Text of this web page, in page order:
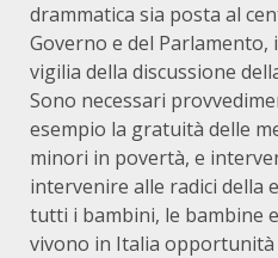
drammatica sia posta al
Governo e del
vigilia della discussione
Sono necessari
esempio la gratuità delle
minori in povertà, e
intervenire alle radici della
tutti i bambini, le bambine
vivono in Italia opportunità